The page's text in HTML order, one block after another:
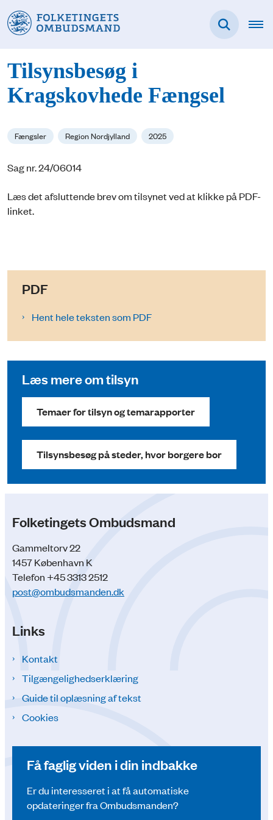
Tilsynsbesøg i
Kragskovhede Fængsel
Fængsler Region Nordjylland 2025
Sag nr. 24/06014
Læs det afsluttende brev om tilsynet ved at klikke på PDF-
linket.
PDF
Hent hele teksten som PDF
Læs mere om tilsyn
Temaer for tilsyn og temarapporter
Tilsynsbesøg på steder, hvor borgere bor
Folketingets Ombudsmand
Gammeltorv 22
1457 København K
Telefon +45 3313 2512
post@ombudsmanden.dk
Links
Kontakt
Tilgængelighedserklæring
Guide til oplæsning af tekst
Cookies
Få faglig viden i din indbakke
Er du interesseret i at få automatiske
opdateringer fra Ombudsmanden?